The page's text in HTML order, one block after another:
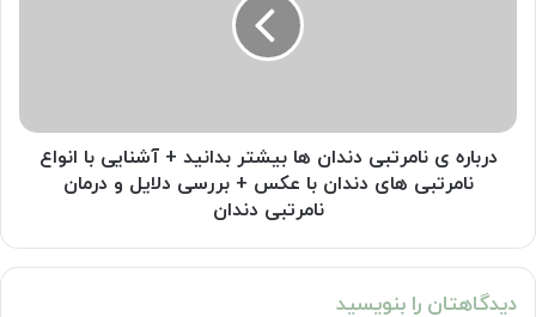
آشنایی
دندان
عکس
درباره ی نامرتبی دندان ها بیشتر بدانید + آشنایی با انواع
نامرتبی های دندان با عکس + بررسی دلایل و درمان
نامرتبی دندان
دیدگاهتان را بنویسید